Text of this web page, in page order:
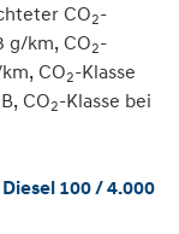
CO2-
g/km, CO2-
CO2-Klasse
CO2-Klasse bei
100 / 4.000